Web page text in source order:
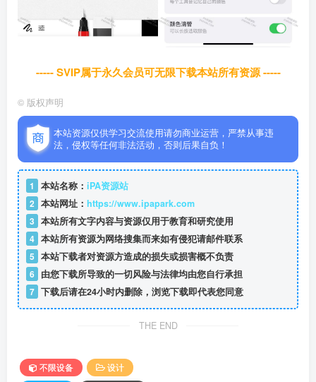
----- SVIP属于永久会员可无限下载本站所有资源 -----
© 版权声明
本站资源仅供学习交流使用请勿商业运营，严禁从事违
法，侵权等任何非法活动，否则后果自负！
1 本站名称： iPA资源站
2 本站网址： https://www.ipapark.com
3 本站所有文字内容与资源仅用于教育和研究使用
4 本站所有资源为网络搜集而来如有侵犯请邮件联系
5 本站下载者对资源方造成的损失或损害概不负责
6 由您下载所导致的一切风险与法律均由您自行承担
7 下载后请在24小时内删除，浏览下载即代表您同意
THE END
不限设备
设计